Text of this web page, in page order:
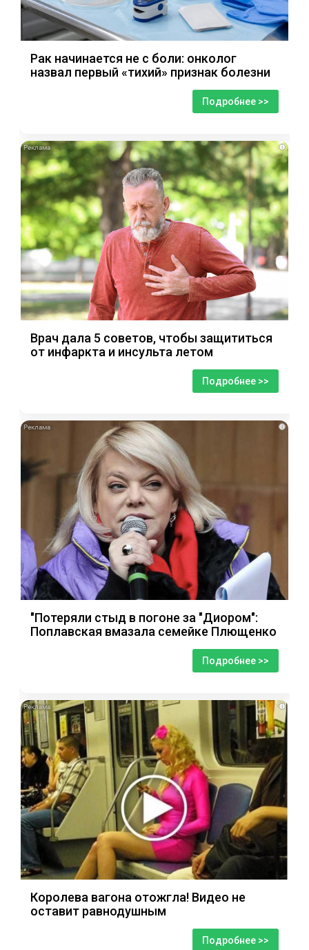
Рак начинается не с боли: онколог
назвал первый «тихий» признак болезни
Подробнее >>
i
Врач дала 5 советов, чтобы защититься
от инфаркта и инсульта летом
Подробнее >>
i
"Потеряли стыд в погоне за "Диором":
Поплавская вмазала семейке Плющенко
Подробнее >>
i
Королева вагона отожгла! Видео не
оставит равнодушным
Подробнее >>